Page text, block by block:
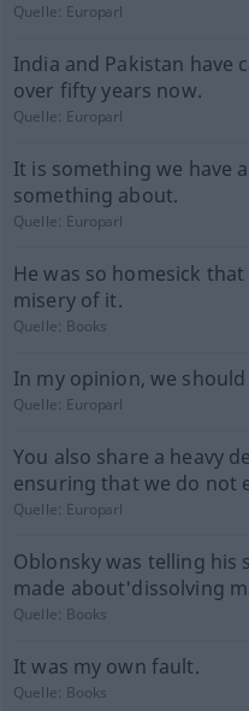
Quelle: Europarl
India and Pakistan have
over fifty years now.
Quelle: Europarl
It is something we have
something about.
Quelle: Europarl
He was so homesick
misery of it.
Quelle: Books
In my opinion, we
Quelle: Europarl
You also share a heavy
ensuring that we do not
Quelle: Europarl
Oblonsky was telling his
made about'dissolving
Quelle: Books
It was my own fault.
Quelle: Books